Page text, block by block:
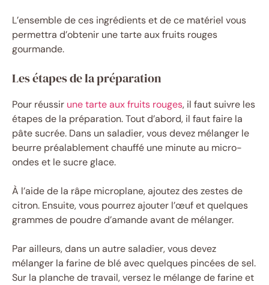
L’ensemble de ces ingrédients et de ce matériel vous
permettra d’obtenir une tarte aux fruits rouges
gourmande.
Les étapes de la préparation
Pour réussir une tarte aux fruits rouges, il faut suivre les
étapes de la préparation. Tout d’abord, il faut faire la
pâte sucrée. Dans un saladier, vous devez mélanger le
beurre préalablement chauffé une minute au micro-
ondes et le sucre glace.
À l’aide de la râpe microplane, ajoutez des zestes de
citron. Ensuite, vous pourrez ajouter l’œuf et quelques
grammes de poudre d’amande avant de mélanger.
Par ailleurs, dans un autre saladier, vous devez
mélanger la farine de blé avec quelques pincées de sel.
Sur la planche de travail, versez le mélange de farine et